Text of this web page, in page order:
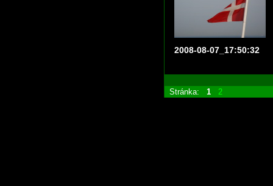
2008-08-07_17:50:32
Stránka: 1 2